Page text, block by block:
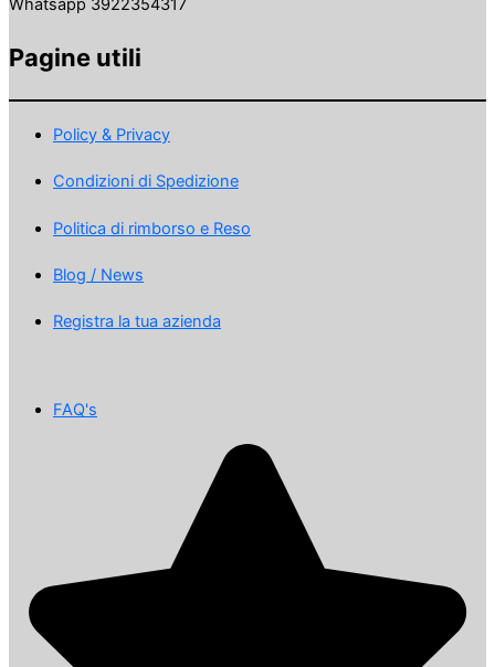
Whatsapp 3922354317
Pagine utili
Policy & Privacy
Condizioni di Spedizione
Politica di rimborso e Reso
Blog / News
Registra la tua azienda
FAQ's